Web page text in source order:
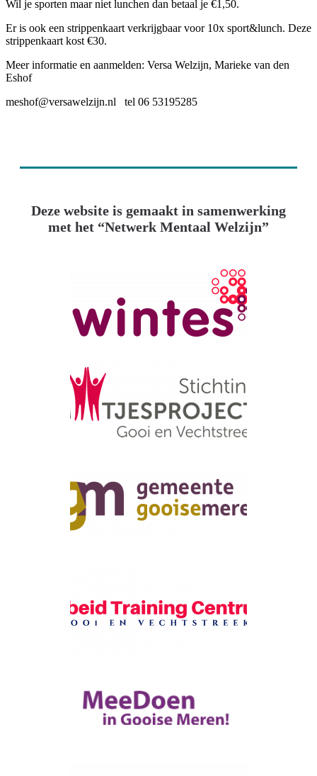
Wil je sporten maar niet lunchen dan betaal je €1,50.
Er is ook een strippenkaart verkrijgbaar voor 10x sport&lunch. Deze
strippenkaart kost €30.
Meer informatie en aanmelden: Versa Welzijn, Marieke van den
Eshof
meshof@versawelzijn.nl tel 06 53195285
Deze website is gemaakt in samenwerking
met het “Netwerk Mentaal Welzijn”